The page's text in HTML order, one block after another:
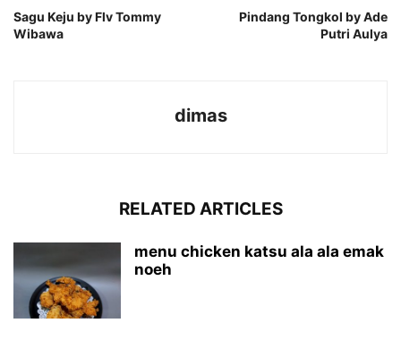
Sagu Keju by Flv Tommy
Wibawa
Pindang Tongkol by Ade
Putri Aulya
dimas
RELATED ARTICLES
menu chicken katsu ala ala emak
noeh